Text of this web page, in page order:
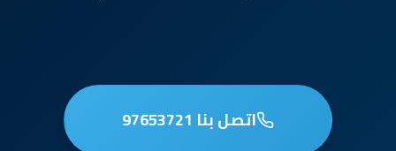
اتصل بنا 97653721